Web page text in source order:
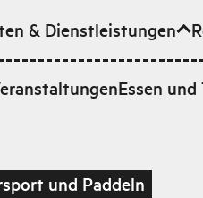
& Dienstleistungen
Essen
und Paddeln